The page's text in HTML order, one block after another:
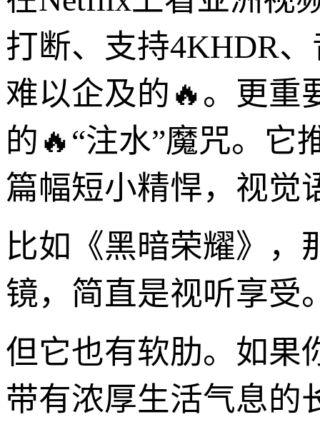
打断、支持4KHDR
难以企及的🔥。更重
的🔥“注水”魔咒。它
篇幅短小精悍，视觉
比如《黑暗荣耀》，
镜，简直是视听享受
但它也有软肋。如果
带有浓厚生活气息的